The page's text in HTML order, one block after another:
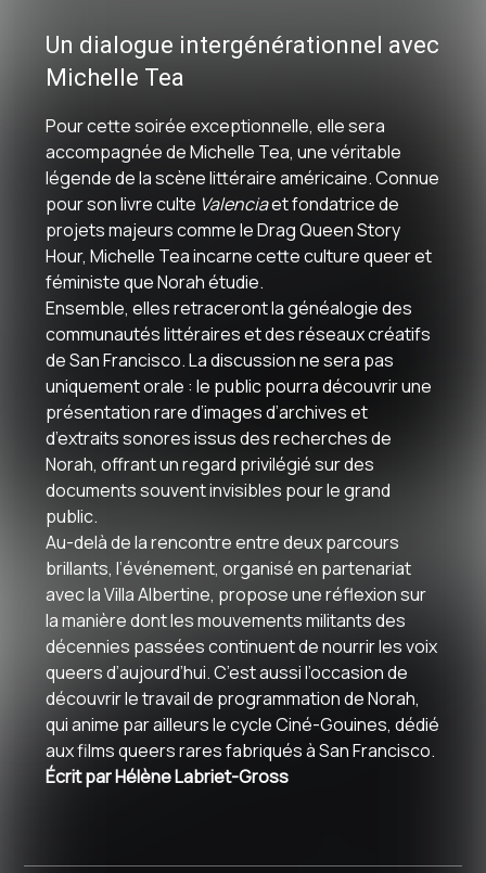
Un dialogue intergénérationnel avec
Michelle Tea
Pour cette soirée exceptionnelle, elle sera
accompagnée deMichelle Tea, une véritable
légende de la scène littéraire américaine. Connue
pour son livre culte Valenciaet fondatrice de
projets majeurs comme leDrag Queen Story
Hour, Michelle Tea incarne cette culture queer et
féministe que Norah étudie.
Ensemble, elles retraceront la généalogie des
communautés littéraires et des réseaux créatifs
de San Francisco. La discussion ne sera pas
uniquement orale : le public pourra découvrir une
présentation rare d’images d’archiveset
d’extraits sonores issus des recherches de
Norah, offrant un regard privilégié sur des
documents souvent invisibles pour le grand
public.
Au-delà de la rencontre entre deux parcours
brillants, l’événement, organisé en partenariat
avec laVilla Albertine, propose une réflexion sur
la manière dont les mouvements militants des
décennies passées continuent de nourrir les voix
queers d’aujourd’hui. C’est aussi l’occasion de
découvrir le travail de programmation de Norah,
qui anime par ailleurs le cycleCiné-Gouines, dédié
aux films queers rares fabriqués à San Francisco.
Écrit par Hélène Labriet-Gross